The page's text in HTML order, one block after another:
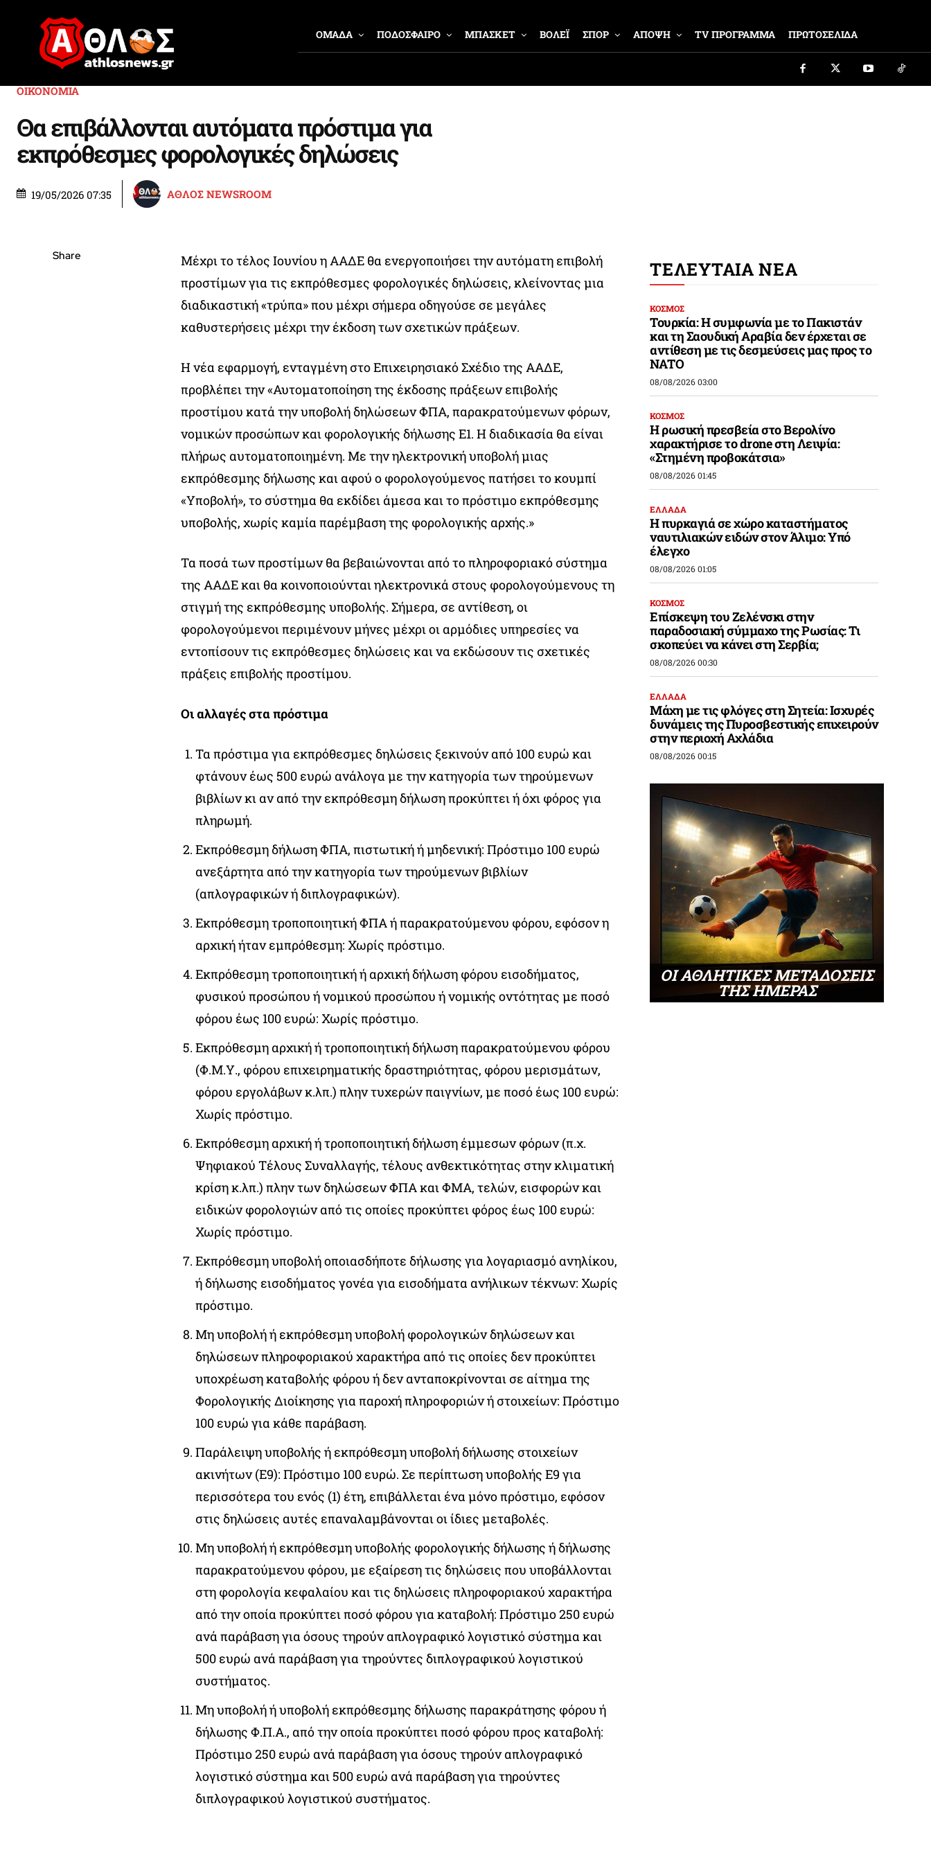
ΟΜΑΔΑ ΠΟΔΟΣΦΑΙΡΟ ΜΠΑΣΚΕΤ ΒΟΛΕΪ ΣΠΟΡ ΑΠΟΨΗ TV ΠΡΟΓΡΑΜΜΑ ΠΡΩΤΟΣΕΛΙΔΑ
ΟΙΚΟΝΟΜΙΑ
Θα επιβάλλονται αυτόματα πρόστιμα για
εκπρόθεσμες φορολογικές δηλώσεις
19/05/2026 07:35 ΑΘΛΟΣ NEWSROOM
Share
Μέχρι το τέλος Ιουνίου η ΑΑΔΕ θα ενεργοποιήσει την αυτόματη επιβολή
προστίμων για τις εκπρόθεσμες φορολογικές δηλώσεις, κλείνοντας μια
διαδικαστική «τρύπα» που μέχρι σήμερα οδηγούσε σε μεγάλες
καθυστερήσεις μέχρι την έκδοση των σχετικών πράξεων.
Η νέα εφαρμογή, ενταγμένη στο Επιχειρησιακό Σχέδιο της ΑΑΔΕ,
προβλέπει την «Αυτοματοποίηση της έκδοσης πράξεων επιβολής
προστίμου κατά την υποβολή δηλώσεων ΦΠΑ, παρακρατούμενων φόρων,
νομικών προσώπων και φορολογικής δήλωσης Ε1. Η διαδικασία θα είναι
πλήρως αυτοματοποιημένη. Με την ηλεκτρονική υποβολή μιας
εκπρόθεσμης δήλωσης και αφού ο φορολογούμενος πατήσει το κουμπί
«Υποβολή», το σύστημα θα εκδίδει άμεσα και το πρόστιμο εκπρόθεσμης
υποβολής, χωρίς καμία παρέμβαση της φορολογικής αρχής.»
Τα ποσά των προστίμων θα βεβαιώνονται από το πληροφοριακό σύστημα
της ΑΑΔΕ και θα κοινοποιούνται ηλεκτρονικά στους φορολογούμενους τη
στιγμή της εκπρόθεσμης υποβολής. Σήμερα, σε αντίθεση, οι
φορολογούμενοι περιμένουν μήνες μέχρι οι αρμόδιες υπηρεσίες να
εντοπίσουν τις εκπρόθεσμες δηλώσεις και να εκδώσουν τις σχετικές
πράξεις επιβολής προστίμου.
Οι αλλαγές στα πρόστιμα
Τα πρόστιμα για εκπρόθεσμες δηλώσεις ξεκινούν από 100 ευρώ και
φτάνουν έως 500 ευρώ ανάλογα με την κατηγορία των τηρούμενων
βιβλίων κι αν από την εκπρόθεσμη δήλωση προκύπτει ή όχι φόρος για
πληρωμή.
Εκπρόθεσμη δήλωση ΦΠΑ, πιστωτική ή μηδενική: Πρόστιμο 100 ευρώ
ανεξάρτητα από την κατηγορία των τηρούμενων βιβλίων
(απλογραφικών ή διπλογραφικών).
Εκπρόθεσμη τροποποιητική ΦΠΑ ή παρακρατούμενου φόρου, εφόσον η
αρχική ήταν εμπρόθεσμη: Χωρίς πρόστιμο.
Εκπρόθεσμη τροποποιητική ή αρχική δήλωση φόρου εισοδήματος,
φυσικού προσώπου ή νομικού προσώπου ή νομικής οντότητας με ποσό
φόρου έως 100 ευρώ: Χωρίς πρόστιμο.
Εκπρόθεσμη αρχική ή τροποποιητική δήλωση παρακρατούμενου φόρου
(Φ.Μ.Υ., φόρου επιχειρηματικής δραστηριότητας, φόρου μερισμάτων,
φόρου εργολάβων κ.λπ.) πλην τυχερών παιγνίων, με ποσό έως 100 ευρώ:
Χωρίς πρόστιμο.
Εκπρόθεσμη αρχική ή τροποποιητική δήλωση έμμεσων φόρων (π.χ.
Ψηφιακού Τέλους Συναλλαγής, τέλους ανθεκτικότητας στην κλιματική
κρίση κ.λπ.) πλην των δηλώσεων ΦΠΑ και ΦΜΑ, τελών, εισφορών και
ειδικών φορολογιών από τις οποίες προκύπτει φόρος έως 100 ευρώ:
Χωρίς πρόστιμο.
Εκπρόθεσμη υποβολή οποιασδήποτε δήλωσης για λογαριασμό ανηλίκου,
ή δήλωσης εισοδήματος γονέα για εισοδήματα ανήλικων τέκνων: Χωρίς
πρόστιμο.
Μη υποβολή ή εκπρόθεσμη υποβολή φορολογικών δηλώσεων και
δηλώσεων πληροφοριακού χαρακτήρα από τις οποίες δεν προκύπτει
υποχρέωση καταβολής φόρου ή δεν ανταποκρίνονται σε αίτημα της
Φορολογικής Διοίκησης για παροχή πληροφοριών ή στοιχείων: Πρόστιμο
100 ευρώ για κάθε παράβαση.
Παράλειψη υποβολής ή εκπρόθεσμη υποβολή δήλωσης στοιχείων
ακινήτων (Ε9): Πρόστιμο 100 ευρώ. Σε περίπτωση υποβολής Ε9 για
περισσότερα του ενός (1) έτη, επιβάλλεται ένα μόνο πρόστιμο, εφόσον
στις δηλώσεις αυτές επαναλαμβάνονται οι ίδιες μεταβολές.
Μη υποβολή ή εκπρόθεσμη υποβολής φορολογικής δήλωσης ή δήλωσης
παρακρατούμενου φόρου, με εξαίρεση τις δηλώσεις που υποβάλλονται
στη φορολογία κεφαλαίου και τις δηλώσεις πληροφοριακού χαρακτήρα
από την οποία προκύπτει ποσό φόρου για καταβολή: Πρόστιμο 250 ευρώ
ανά παράβαση για όσους τηρούν απλογραφικό λογιστικό σύστημα και
500 ευρώ ανά παράβαση για τηρούντες διπλογραφικού λογιστικού
συστήματος.
Μη υποβολή ή υποβολή εκπρόθεσμης δήλωσης παρακράτησης φόρου ή
δήλωσης Φ.Π.Α., από την οποία προκύπτει ποσό φόρου προς καταβολή:
Πρόστιμο 250 ευρώ ανά παράβαση για όσους τηρούν απλογραφικό
λογιστικό σύστημα και 500 ευρώ ανά παράβαση για τηρούντες
διπλογραφικού λογιστικού συστήματος.
ΤΕΛΕΥΤΑΙΑ ΝΕΑ
ΚΟΣΜΟΣ
Τουρκία: Η συμφωνία με το Πακιστάν
και τη Σαουδική Αραβία δεν έρχεται σε
αντίθεση με τις δεσμεύσεις μας προς το
ΝΑΤΟ
08/08/2026 03:00
ΚΟΣΜΟΣ
Η ρωσική πρεσβεία στο Βερολίνο
χαρακτήρισε το drone στη Λειψία:
«Στημένη προβοκάτσια»
08/08/2026 01:45
ΕΛΛΑΔΑ
Η πυρκαγιά σε χώρο καταστήματος
ναυτιλιακών ειδών στον Άλιμο: Υπό
έλεγχο
08/08/2026 01:05
ΚΟΣΜΟΣ
Επίσκεψη του Ζελένσκι στην
παραδοσιακή σύμμαχο της Ρωσίας: Τι
σκοπεύει να κάνει στη Σερβία;
08/08/2026 00:30
ΕΛΛΑΔΑ
Μάχη με τις φλόγες στη Σητεία: Ισχυρές
δυνάμεις της Πυροσβεστικής επιχειρούν
στην περιοχή Αχλάδια
08/08/2026 00:15
ΟΙ ΑΘΛΗΤΙΚΕΣ ΜΕΤΑΔΟΣΕΙΣ
ΤΗΣ ΗΜΕΡΑΣ